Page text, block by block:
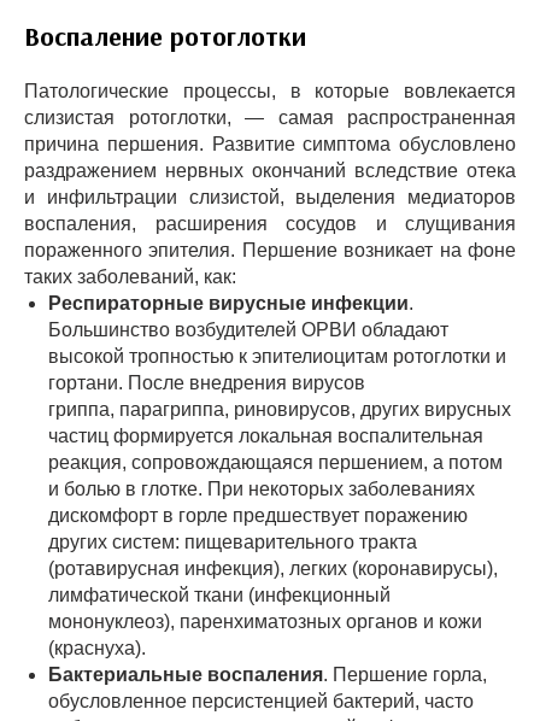
Воспаление ротоглотки
Патологические процессы, в которые вовлекается
слизистая ротоглотки, — самая распространенная
причина першения. Развитие симптома обусловлено
раздражением нервных окончаний вследствие отека
и инфильтрации слизистой, выделения медиаторов
воспаления, расширения сосудов и слущивания
пораженного эпителия. Першение возникает на фоне
таких заболеваний, как:
Респираторные вирусные инфекции.
Большинство возбудителей ОРВИ обладают
высокой тропностью к эпителиоцитам ротоглотки и
гортани. После внедрения вирусов
гриппа, парагриппа, риновирусов, других вирусных
частиц формируется локальная воспалительная
реакция, сопровождающаяся першением, а потом
и болью в глотке. При некоторых заболеваниях
дискомфорт в горле предшествует поражению
других систем: пищеварительного тракта
(ротавирусная инфекция), легких (коронавирусы),
лимфатической ткани (инфекционный
мононуклеоз), паренхиматозных органов и кожи
(краснуха).
Бактериальные воспаления. Першение горла,
обусловленное персистенцией бактерий, часто